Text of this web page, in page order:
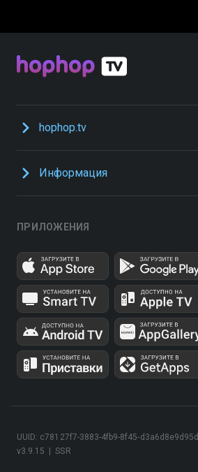
hophop.tv
Информация
ПРИЛОЖЕНИЯ
v3.9.15 SSR
UUID: c78127f7-3883-4fb9-8f45-d3a6d8e9d95d